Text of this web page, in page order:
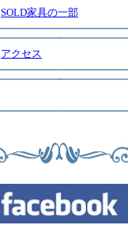
SOLD家具の一部
アクセス